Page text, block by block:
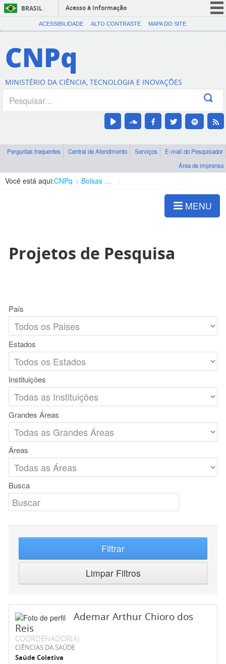
BRASIL
Acesso à informação
CORONAVÍRUS (COVID-19)
Canais
ACESSIBILIDADE ALTO CONTRASTE MAPA DO SITE
CNPq
MINISTÉRIO DA CIÊNCIA, TECNOLOGIA E INOVAÇÕES
Perguntas frequentes Central de Atendimento Serviços
E-mail do Pesquisador
Área de imprensa
Você está aqui:CNPq Bolsas e Auxílios Vigentes
MENU
Projetos de Pesquisa
País
Estados
Instituições
Grandes Áreas
Áreas
Busca
Filtrar
Limpar Filtros
Ademar Arthur Chioro dos
Reis
COORDENADOR(A)
CIÊNCIAS DA SAÚDE
Saúde Coletiva